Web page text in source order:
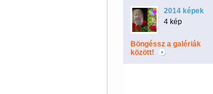
2014 képek
4 kép
Böngéssz a galériák
között!